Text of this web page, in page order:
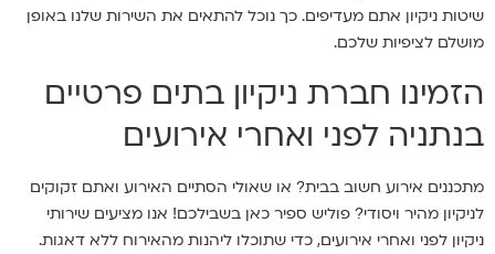
שיטות ניקיון אתם מעדיפים. כך נוכל להתאים את השירות שלנו באופן
מושלם לציפיות שלכם.
הזמינו חברת ניקיון בתים פרטיים
בנתניה לפני ואחרי אירועים
מתכננים אירוע חשוב בבית? או שאולי הסתיים האירוע ואתם זקוקים
לניקיון מהיר ויסודי? פוליש ספיר כאן בשבילכם! אנו מציעים שירותי
ניקיון לפני ואחרי אירועים, כדי שתוכלו ליהנות מהאירוח ללא דאגות.